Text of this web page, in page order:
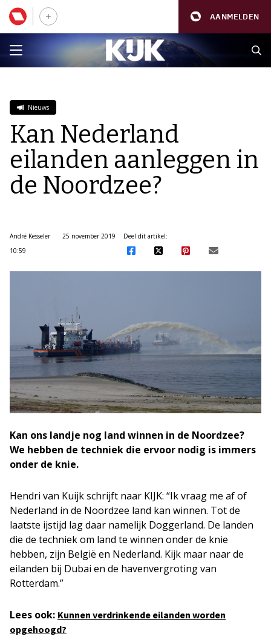
AANMELDEN
Nieuws
Kan Nederland
eilanden aanleggen in
de Noordzee?
André Kesseler
25 november 2019
10:59
Deel dit artikel:
Kan ons landje nog land winnen in de Noordzee?
We hebben de techniek die ervoor nodig is immers
onder de knie.
Hendri van Kuijk schrijft naar KIJK: “Ik vraag me af of
Nederland in de Noordzee land kan winnen. Tot de
laatste ijstijd lag daar namelijk Doggerland. De landen
die de techniek om land te winnen onder de knie
hebben, zijn België en Nederland. Kijk maar naar de
eilanden bij Dubai en de havenvergroting van
Rotterdam.”
Lees ook: Kunnen verdrinkende eilanden worden
opgehoogd?